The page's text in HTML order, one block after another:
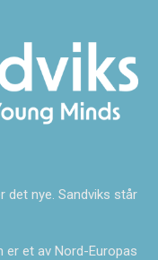
det nye. Sandviks står
er et av Nord-Europas